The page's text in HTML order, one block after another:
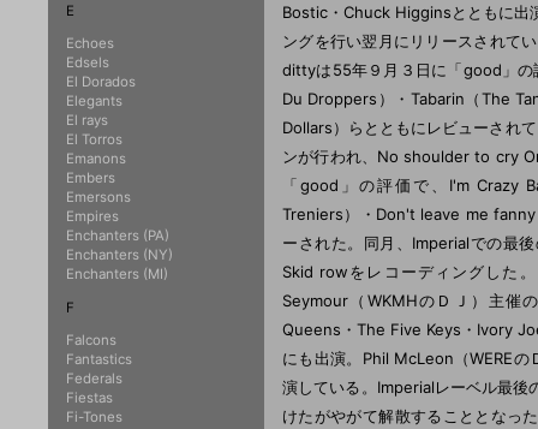
Bostic・Chuck Higginsとともに出
ングを行い翌月にリリースされて
dittyは55年９月３日に「good」
Du Droppers）・Tabarin（The
Dollars）らとともにレビューされ
ンが行われ、No shoulder to cry
「good」の評価で、I'm Crazy
Treniers）・Don't leave me
ーされた。同月、Imperialでの最
Skid rowをレコーディングした
Seymour（WKMHのＤＪ）主催
Queens・The Five Keys・Ivory
にも出演。Phil McLeon（WERE
演している。Imperialレーベル最
けたがやがて解散することとなっ
E
Echoes
Edsels
El Dorados
Elegants
El rays
El Torros
Emanons
Embers
Emersons
Empires
Enchanters (PA)
Enchanters (NY)
Enchanters (MI)
F
Falcons
Fantastics
Federals
Fiestas
Fi-Tones